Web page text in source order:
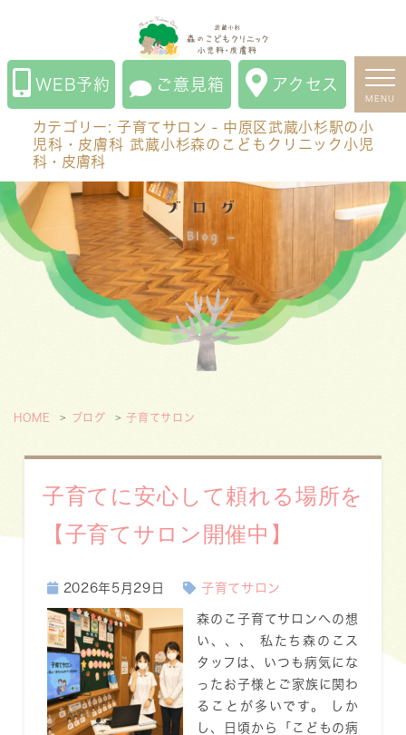
子育てサロン
皮膚科 武蔵小杉森のこどもクリニック小児科・皮膚科
WEB予約 ご意見箱 アクセス
MENU
カテゴリー: 子育てサロン - 中原区武蔵小杉駅の小
児科・皮膚科 武蔵小杉森のこどもクリニック小児
科・皮膚科
ブログ
Blog
HOME ブログ 子育てサロン
子育てに安心して頼れる場所を
【子育てサロン開催中】
2026年5月29日 子育てサロン
森のこ子育てサロンへの想
い、、、 私たち森のこス
タッフは、いつも病気にな
ったお子様とご家族に関わ
ることが多いです。 しか
し、日頃から「こどもの病